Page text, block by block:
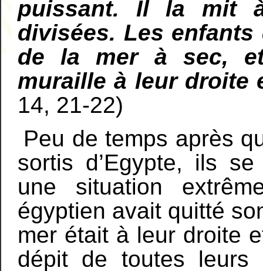
puissant. Il la mit
divisées. Les enfants
de la mer à sec,
muraille à leur droite
14, 21-22)
Peu de temps après
sortis d’Egypte, ils
une situation
égyptien avait quitté
mer était à leur droite
dépit de toutes leurs